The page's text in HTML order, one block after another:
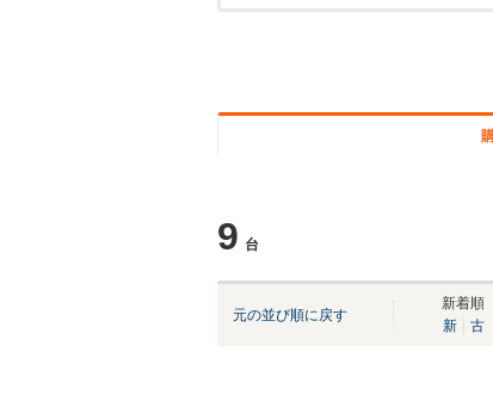
9 台
元の並び順に戻す
新着順
新
古